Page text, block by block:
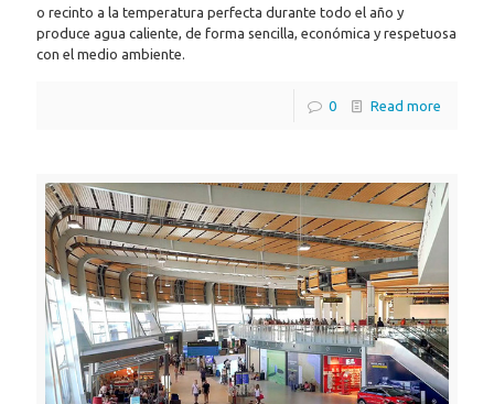
o recinto a la temperatura perfecta durante todo el año y
produce agua caliente, de forma sencilla, económica y respetuosa
con el medio ambiente.
0 Read more